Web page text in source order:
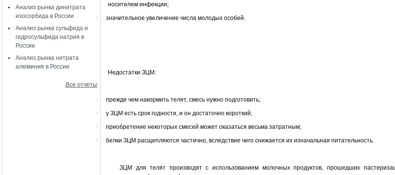
Анализ рынка динитрата
изосорбида в России
Анализ рынка сульфида и
гидросульфида натрия в
России
Анализ рынка нитрата
алюминия в России
Все отчеты
носителем инфекции;
·
значительное увеличение числа молодых особей.
Недостатки ЗЦМ:
·
прежде чем накормить телят, смесь нужно подготовить;
·
у ЗЦМ есть срок годности, и он достаточно короткий;
·
приобретение некоторых смесей может оказаться весьма затратным;
·
белки ЗЦМ расщепляются частично, вследствие чего снижается их изначальная питательность.
ЗЦМ для телят производят с использованием молочных продуктов, прошедших